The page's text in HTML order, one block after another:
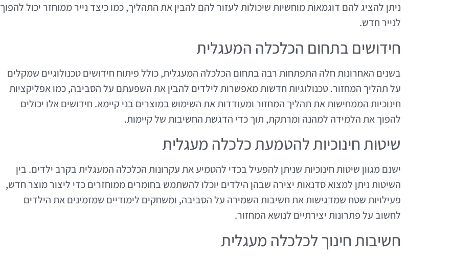
ניתן להציג להם דוגמאות מוחשיות שיכולות לעזור להם להבין את התהליך, כמו כיצד נייר ממוחזר יכול להפוך
לנייר חדש.
חידושים בתחום הכלכלה המעגלית
בשנים האחרונות חלה התפתחות רבה בתחום הכלכלה המעגלית, כולל פיתוח חידושים טכנולוגיים שמקלים
על תהליך המחזור. טכנולוגיות חדשות מאפשרות לילדים להבין את השפעתם על הסביבה, כמו אפליקציות
חינוכיות הממחישות את תהליך המחזור ומעודדות את השימוש במוצרים בני קיימא. חידושים אלו יכולים
להפוך את הלמידה למהנה ומרתקת, תוך כדי הדגשת החשיבות של קיימות.
שיטות חינוכיות להטמעת כלכלה מעגלית
ישנם מגוון שיטות חינוכיות שניתן להפעיל בכדי להטמיע את עקרונות הכלכלה המעגלית בקרב ילדים. בין
השיטות ניתן למצוא סדנאות יצירה שבהן הילדים יוכלו להשתמש בחומרים ממוחזרים כדי ליצור מוצר חדש,
פעילויות שטח שמדגישות את חשיבות השמירה על הסביבה, ומשחקים לימודיים שמזמינים את הילדים
לחשוב על פתרונות יצירתיים לנושא המחזור.
חשיבות חינוך לכלכלה מעגלית